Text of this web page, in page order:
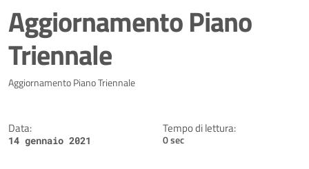
Aggiornamento Piano
Triennale
Dettagli della notizia
Aggiornamento Piano Triennale
Data:
14 gennaio 2021
Tempo di lettura:
0 sec